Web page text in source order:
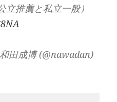
推薦と私立一般）
成博 (@nawadan)